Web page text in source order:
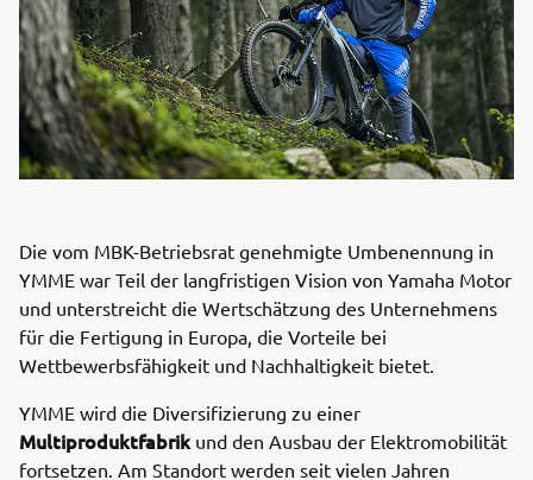
Die vom MBK-Betriebsrat genehmigte Umbenennung in
YMME war Teil der langfristigen Vision von Yamaha Motor
und unterstreicht die Wertschätzung des Unternehmens
für die Fertigung in Europa, die Vorteile bei
Wettbewerbsfähigkeit und Nachhaltigkeit bietet.
YMME wird die Diversifizierung zu einer
Multiproduktfabrikund den Ausbau der Elektromobilität
fortsetzen. Am Standort werden seit vielen Jahren